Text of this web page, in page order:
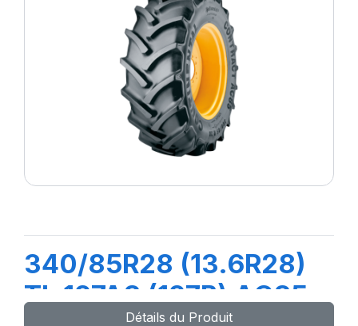
340/85R28 (13.6R28)
TL 127A8 (127B) AC85
Détails du Produit